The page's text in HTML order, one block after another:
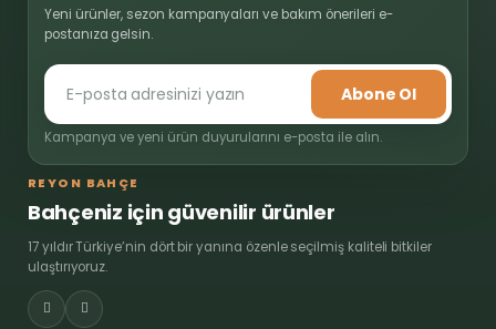
Yeni ürünler, sezon kampanyaları ve bakım önerileri e-
postanıza gelsin.
Abone Ol
Kampanya ve yeni ürün duyurularını e-posta ile alın.
REYON BAHÇE
Bahçeniz için güvenilir ürünler
17 yıldır Türkiye’nin dört bir yanına özenle seçilmiş kaliteli bitkiler
ulaştırıyoruz.